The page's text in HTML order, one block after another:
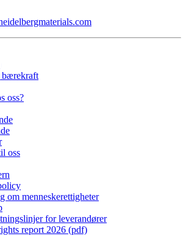
oss?
oss
om menneskerettigheter
for leverandører
report 2026 (pdf)